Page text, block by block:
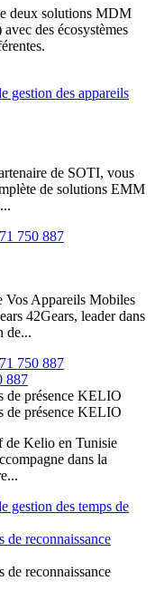
deux solutions MDM
des écosystèmes
gestion des appareils
de SOTI, vous
de solutions EMM
750 887
Vos Appareils Mobiles
42Gears, leader dans
de...
750 887
887
de présence KELIO
de présence KELIO
de Kelio en Tunisie
dans la
gestion des temps de
de reconnaissance
de reconnaissance